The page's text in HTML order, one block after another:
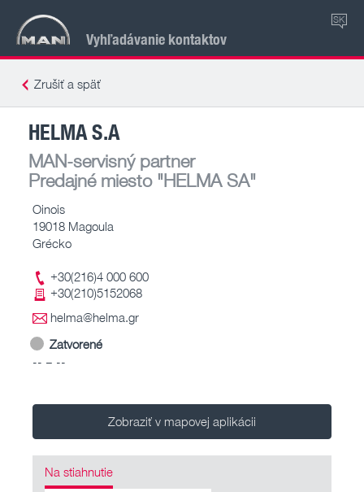
Vyhľadávanie kontaktov
SK
Zrušiť a späť
HELMA S.A
MAN-servisný partner
Predajné miesto"HELMA SA"
Oinois
19018 Magoula
Grécko
+30(216)4 000 600
+30(210)5152068
helma@helma.gr
Zatvorené
-- – --
Zobraziť v mapovej aplikácii
Na stiahnutie